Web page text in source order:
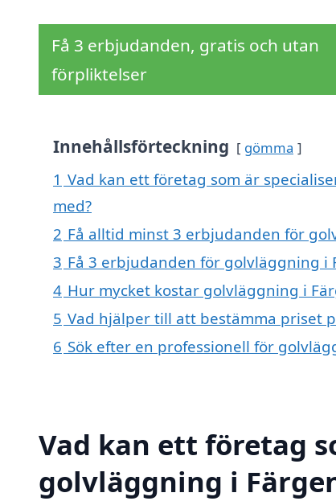
Få 3 erbjudanden, gratis och utan
förpliktelser
Innehållsförteckning gömma
1 Vad kan ett företag som är
med?
2 Få alltid minst 3 erbjudanden för
3 Få 3 erbjudanden för golvläggning i
4 Hur mycket kostar golvläggning i
5 Vad hjälper till att bestämma priset
6 Sök efter en professionell för
Vad kan ett företag
golvläggning i